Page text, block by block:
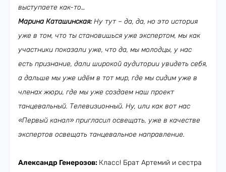
выступаете как-то…
Марина Каташинская:Ну тут – да, да, но это история
уже в том, что ты становишься уже экспертом, мы как
участники показали уже, что да, мы молодцы, у нас
есть признание, дали широкой аудитории увидеть себя,
а дальше мы уже идём в тот мир, где мы сидим уже в
членах жюри, где мы уже создаем наш проект
танцевальный. Телевизионный. Ну, или как вот нас
«Первый канал» пригласил освещать, уже в качестве
экспертов освещать танцевальное направление.
Александр Генерозов: Класс! Брат Артемий и сестра